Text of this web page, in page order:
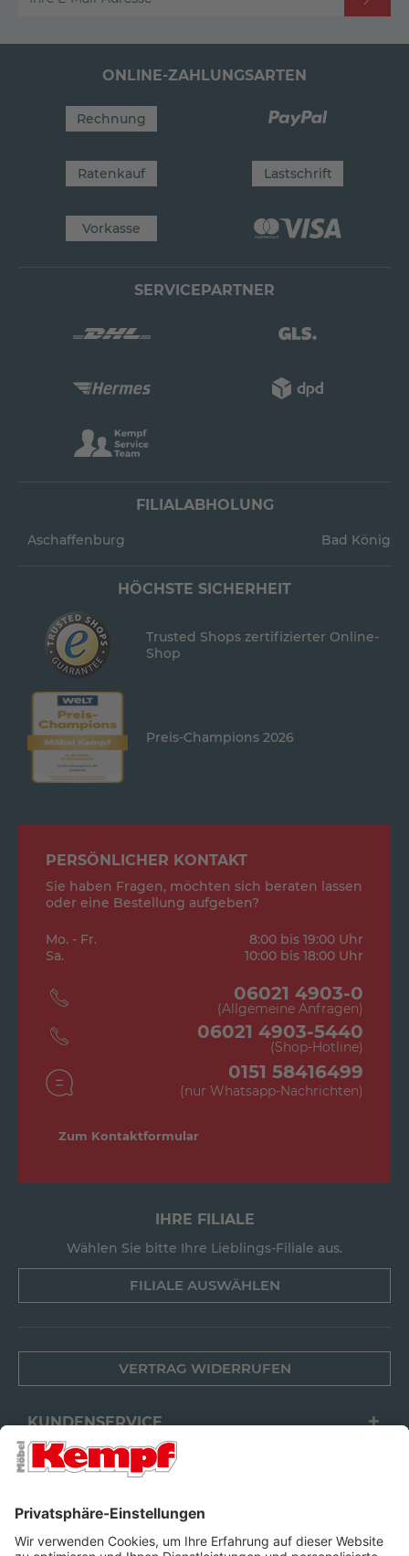
ONLINE-ZAHLUNGSARTEN
Rechnung
Ratenkauf Lastschrift
Vorkasse
SERVICEPARTNER
FILIALABHOLUNG
Aschaffenburg Bad König
HÖCHSTE SICHERHEIT
Trusted Shops zertifizierter Online-
Shop
Preis-Champions 2026
PERSÖNLICHER KONTAKT
Sie haben Fragen, möchten sich beraten lassen
oder eine Bestellung aufgeben?
Mo. - Fr.
8:00 bis 19:00 Uhr
Sa.
10:00 bis 18:00 Uhr
06021 4903-0
(Allgemeine Anfragen)
06021 4903-5440
(Shop-Hotline)
0151 58416499
(nur Whatsapp-Nachrichten)
Zum Kontaktformular
IHRE FILIALE
Wählen Sie bitte Ihre Lieblings-Filiale aus.
FILIALE AUSWÄHLEN
VERTRAG WIDERRUFEN
KUNDENSERVICE
FILIALEN